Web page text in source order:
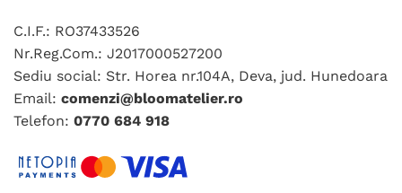
fi
în
pagina
produsului.
produsului.
C.I.F.: RO37433526
Nr.Reg.Com.: J2017000527200
Sediu social: Str. Horea nr.104A, Deva, jud. Hunedoara
Email: comenzi@bloomatelier.ro
Telefon: 0770 684 918